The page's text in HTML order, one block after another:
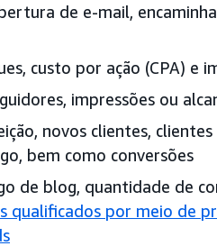
de e-mail,
custo por ação (CPA) e
impressões ou
novos clientes,
bem como conversões
de blog, quantidade de
qualificados por meio de